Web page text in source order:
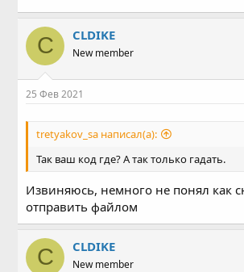
C CLDIKE
New member
25 Фев 2021
tretyakov_sa написал(а):
Так ваш код где? А так только гадать.
Извиняюсь, немного не понял как
отправить файлом
C CLDIKE
New member